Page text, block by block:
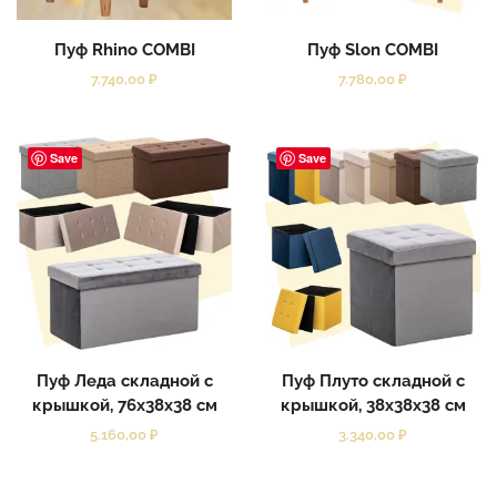
Пуф Rhino COMBI
7.740,00 ₽
Пуф Slon COMBI
7.780,00 ₽
Save
Пуф Леда складной с
крышкой, 76x38x38 см
5.160,00 ₽
Save
Пуф Плуто складной с
крышкой, 38x38x38 см
3.340,00 ₽